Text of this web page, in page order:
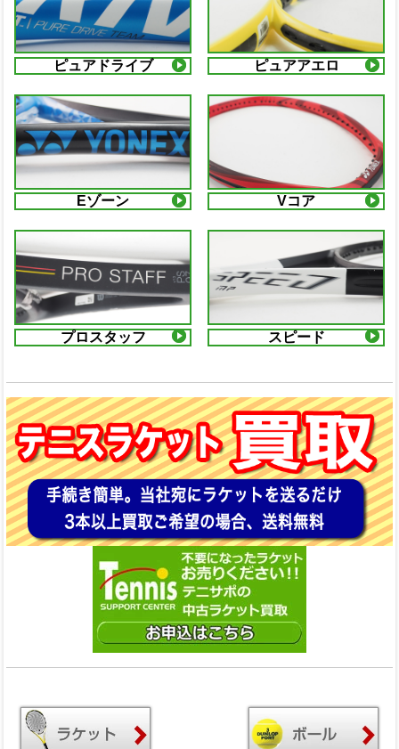
ピュアドライブ ピュアアエロ
Eゾーン Vコア
プロスタッフ スピード